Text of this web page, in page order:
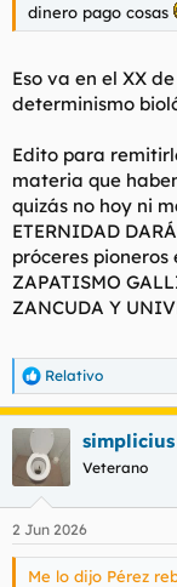
dinero pago cosas
Eso va en el XX
determinismo
Edito para
materia que
quizás no hoy ni
ETERNIDAD
próceres
ZAPATISMO
ZANCUDA Y
R
e
a
c
e
s
Relativo
simplicius
Veterano
2 Jun 2026
Me lo dijo Pérez